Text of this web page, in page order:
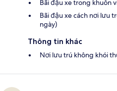
Bãi đậu xe trong khuôn
Bãi đậu xe cách nơi lưu
ngày)
Thông tin khác
Nơi lưu trú không khói